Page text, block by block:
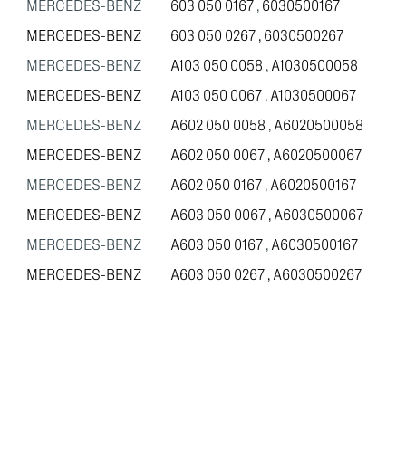
MERCEDES-BENZ 603 050 0167,6030500167
MERCEDES-BENZ
603 050 0267,6030500267
MERCEDES-BENZ
A103 050 0058 ,A1030500058
MERCEDES-BENZ
A103 050 0067,A1030500067
MERCEDES-BENZ
A602 050 0058 ,A6020500058
MERCEDES-BENZ
A602 050 0067,A6020500067
MERCEDES-BENZ
A602 050 0167,A6020500167
MERCEDES-BENZ
A603 050 0067,A6030500067
MERCEDES-BENZ
A603 050 0167,A6030500167
MERCEDES-BENZ
A603 050 0267,A6030500267